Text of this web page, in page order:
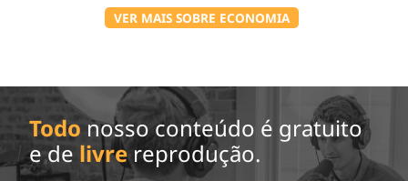
VER MAIS SOBRE ECONOMIA
Todo nosso conteúdo é gratuito
e de livrereprodução.